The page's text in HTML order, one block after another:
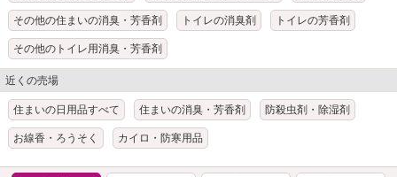
その他の住まいの消臭・芳香剤 トイレの消臭剤 トイレの芳香剤
その他のトイレ用消臭・芳香剤
近くの売場
住まいの日用品すべて 住まいの消臭・芳香剤 防殺虫剤・除湿剤
お線香・ろうそく カイロ・防寒用品